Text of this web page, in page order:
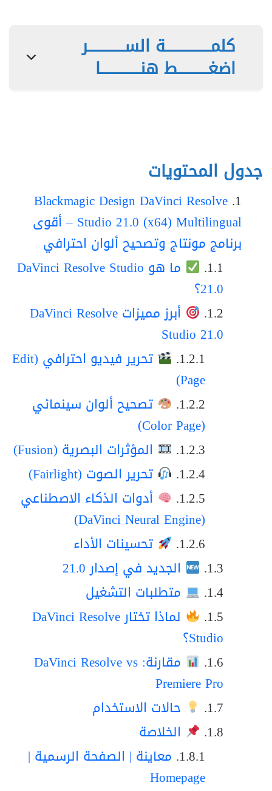
كلمـــــــــــــــة الســــــــــــر
اضغــــــــــط هنـــــــــــــا
جدول المحتويات
Blackmagic Design DaVinci Resolve
Studio 21.0 (x64) Multilingual – أقوى
برنامج مونتاج وتصحيح ألوان احترافي
ما هو DaVinci Resolve Studio
21.0؟
أبرز مميزات DaVinci Resolve
Studio 21.0
تحرير فيديو احترافي (Edit
Page)
تصحيح ألوان سينمائي
(Color Page)
المؤثرات البصرية (Fusion)
تحرير الصوت (Fairlight)
أدوات الذكاء الاصطناعي
(DaVinci Neural Engine)
تحسينات الأداء
الجديد في إصدار 21.0
متطلبات التشغيل
لماذا تختار DaVinci Resolve
Studio؟
مقارنة: DaVinci Resolve vs
Premiere Pro
حالات الاستخدام
الخلاصة
معاينة | الصفحة الرسمية |
Homepage